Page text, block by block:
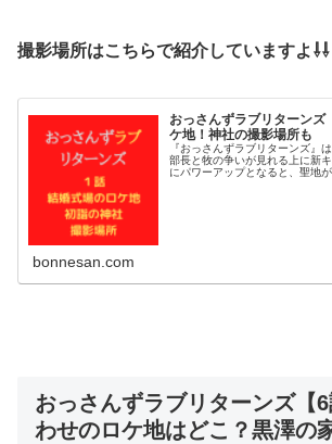
撮影場所はこちらで紹介していますよ⇩⇩
おっさんずラブリターンズ
ケ地！神社の撮影場所も
『おっさんずラブリターンズ』
部長と牧の争いが見れる上に新
にパワーアップとなると、聖地
bonnesan.com
おっさんずラブリターンズ【
わせのロケ地はどこ？黒澤の